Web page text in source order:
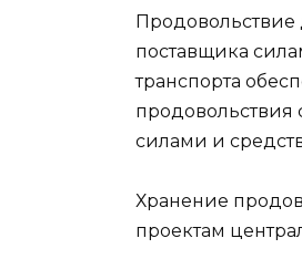
Продовольствие
поставщика
транспорта
продовольствия
силами и
Хранение
проектам